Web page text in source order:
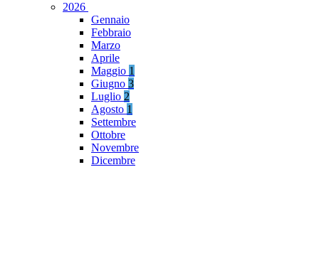
2026
Gennaio
Febbraio
Marzo
Aprile
Maggio 1
Giugno 3
Luglio 2
Agosto 1
Settembre
Ottobre
Novembre
Dicembre